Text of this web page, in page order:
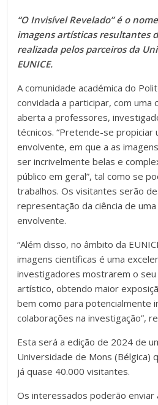
“O Invisível Revelado” é o
imagens artísticas resultantes
realizada pelos parceiros da
EUNICE.
A comunidade académica do
convidada a participar, com uma
aberta a professores,
técnicos. “Pretende-se propiciar
envolvente, em que a as
ser incrivelmente belas e
público em geral”, tal como se
trabalhos. Os visitantes serão
representação da ciência de
envolvente.
“Além disso, no âmbito da
imagens científicas é uma
investigadores mostrarem o
artístico, obtendo maior
bem como para potencialmente
colaborações na investigação”,
Esta será a edição de 2024 de
Universidade de Mons (Bélgica)
já quase 40.000 visitantes.
Os interessados poderão enviar